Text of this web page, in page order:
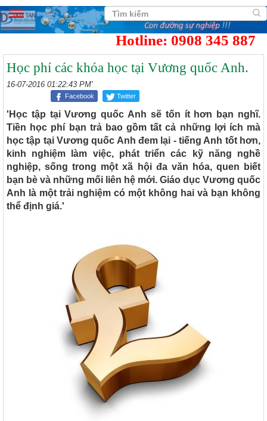
Hotline: 0908 345 887
Học phí các khóa học tại Vương quốc Anh.
16-07-2016 01:22:43 PM'
Facebook Twitter
'Học tập tại Vương quốc Anh sẽ tốn ít hơn bạn nghĩ.
Tiền học phí bạn trả bao gồm tất cả những lợi ích mà
học tập tại Vương quốc Anh đem lại - tiếng Anh tốt hơn,
kinh nghiệm làm việc, phát triển các kỹ năng nghề
nghiệp, sống trong một xã hội đa văn hóa, quen biết
bạn bè và những mối liên hệ mới. Giáo dục Vương quốc
Anh là một trải nghiệm có một không hai và bạn không
thể định giá.'